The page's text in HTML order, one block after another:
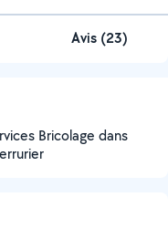
Avis (23)
Bricolage dans